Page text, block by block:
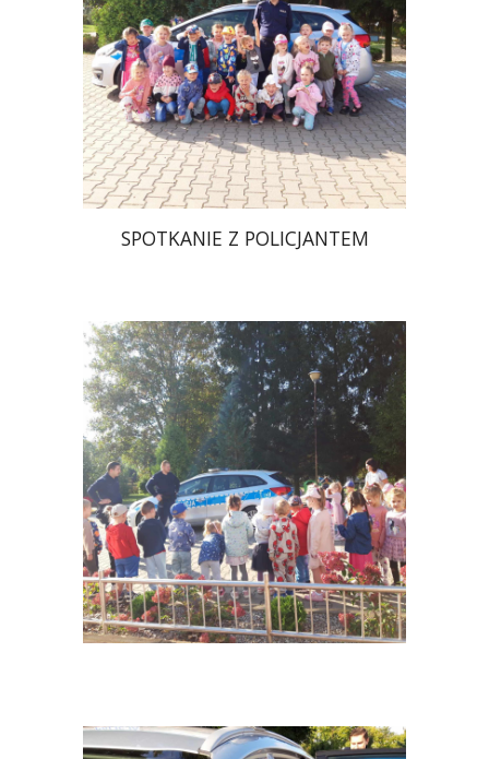
SPOTKANIE Z POLICJANTEM